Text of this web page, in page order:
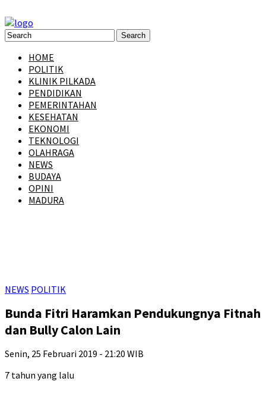
HOME
POLITIK
KLINIK PILKADA
PENDIDIKAN
PEMERINTAHAN
KESEHATAN
EKONOMI
TEKNOLOGI
OLAHRAGA
NEWS
BUDAYA
OPINI
MADURA
NEWS POLITIK
Bunda Fitri Haramkan Pendukungnya Fitnah
dan Bully Calon Lain
Senin, 25 Februari 2019 - 21:20 WIB
7 tahun yang lalu